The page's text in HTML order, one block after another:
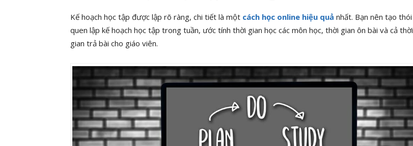
Kế hoạch học tập được lập rõ ràng, chi tiết là một cách học online hiệu quả nhất. Bạn nên tạo thói
quen lập kế hoạch học tập trong tuần, ước tính thời gian học các môn học, thời gian ôn bài và cả thời
gian trả bài cho giáo viên.